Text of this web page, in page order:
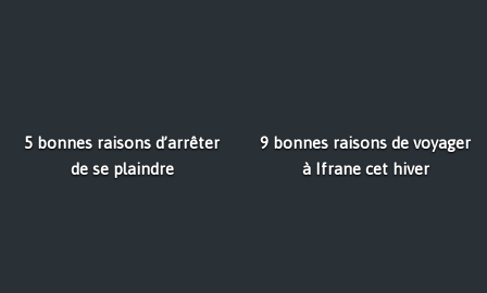
5 bonnes raisons d’arrêter
de se plaindre
9 bonnes raisons de voyager
à Ifrane cet hiver